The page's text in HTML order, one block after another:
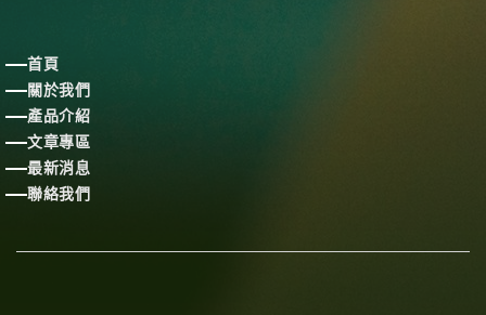
首頁
關於我們
產品介紹
文章專區
最新消息
聯絡我們